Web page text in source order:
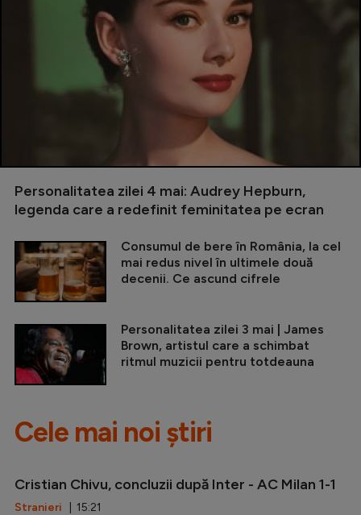
Personalitatea zilei 4 mai: Audrey Hepburn,
legenda care a redefinit feminitatea pe ecran
Consumul de bere în România, la cel
mai redus nivel în ultimele două
decenii. Ce ascund cifrele
Personalitatea zilei 3 mai | James
Brown, artistul care a schimbat
ritmul muzicii pentru totdeauna
Cele mai noi știri
Cristian Chivu, concluzii după Inter - AC Milan 1-1
Stranieri | 15:21